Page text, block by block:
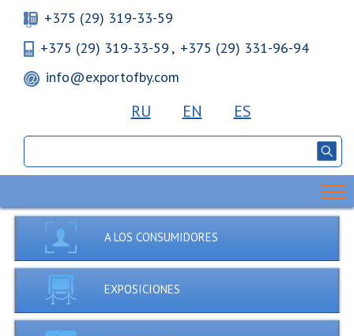
+375 (29) 319-33-59
+375 (29) 319-33-59 , +375 (29) 331-96-94
info@exportofby.com
RU EN ES
A LOS CONSUMIDORES
EXPOSICIONES